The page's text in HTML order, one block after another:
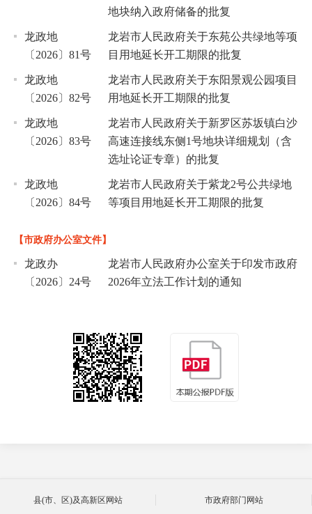
地块纳入政府储备的批复
龙政地
〔2026〕81号
龙岩市人民政府关于东苑公共绿地等项
目用地延长开工期限的批复
龙政地
〔2026〕82号
龙岩市人民政府关于东阳景观公园项目
用地延长开工期限的批复
龙政地
〔2026〕83号
龙岩市人民政府关于新罗区苏坂镇白沙
高速连接线东侧1号地块详细规划（含
选址论证专章）的批复
龙政地
〔2026〕84号
龙岩市人民政府关于紫龙2号公共绿地
等项目用地延长开工期限的批复
【市政府办公室文件】
龙政办
〔2026〕24号
龙岩市人民政府办公室关于印发市政府
2026年立法工作计划的通知
县(市、区)及高新区网站 市政府部门网站